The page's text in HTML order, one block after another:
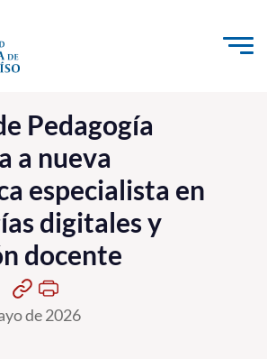
al contenido
e Innovación
Medio
Pedagogía
a nueva
especialista en
digitales y
docente
de 2026